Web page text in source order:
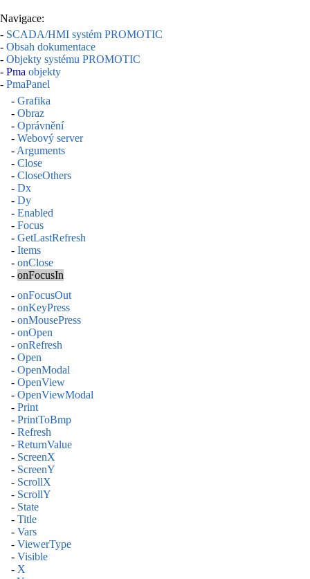
Navigace:
- SCADA/HMI systém PROMOTIC
- Obsah dokumentace
- Objekty systému PROMOTIC
- Pma objekty
- PmaPanel
- Grafika
- Obraz
- Oprávnění
- Webový server
- Arguments
- Close
- CloseOthers
- Dx
- Dy
- Enabled
- Focus
- GetLastRefresh
- Items
- onClose
- onFocusIn
- onFocusOut
- onKeyPress
- onMousePress
- onOpen
- onRefresh
- Open
- OpenModal
- OpenView
- OpenViewModal
- Print
- PrintToBmp
- Refresh
- ReturnValue
- ScreenX
- ScreenY
- ScrollX
- ScrollY
- State
- Title
- Vars
- ViewerType
- Visible
- X